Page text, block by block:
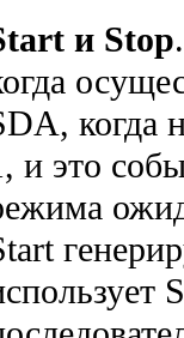
и Stop
когда
и это